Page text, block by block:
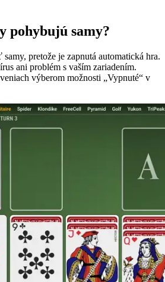
pohybujú samy?
pretože je zapnutá automatická hra.
ani problém s vaším zariadením.
výberom možnosti „Vypnuté“ v